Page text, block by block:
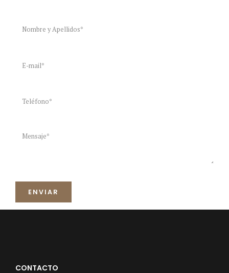
CONTACTO